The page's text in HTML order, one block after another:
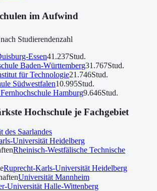
im Aufwind
Studierendenzahl
Essen41.237Stud.
Baden-Württemberg31.767Stud.
für Technologie21.746Stud.
Südwestfalen10.995Stud.
Hamburg9.646Stud.
Hochschule je Fachgebiet
des Saarlandes
Universität Heidelberg
Rheinisch-Westfälische Technische
Ruprecht-Karls-Universität Heidelberg
Universität Mannheim
Universität Halle-Wittenberg